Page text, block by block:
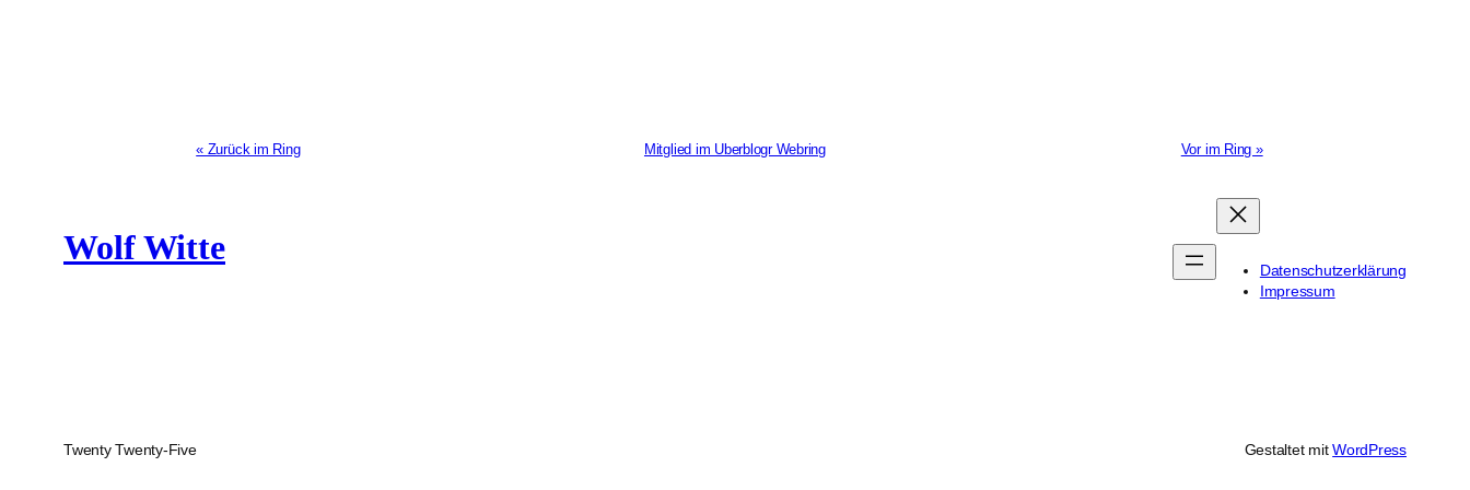
« Zurück im Ring Mitglied im Uberblogr Webring Vor im Ring »
Wolf Witte
Datenschutzerklärung
Impressum
Twenty Twenty-Five Gestaltet mitWordPress